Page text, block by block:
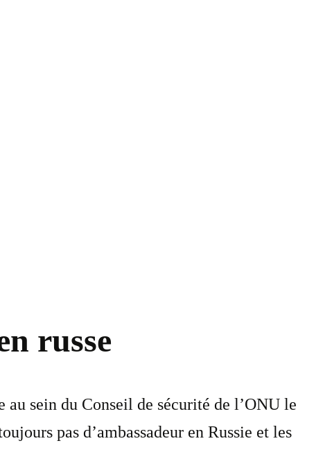
russe
sein du Conseil de sécurité de l’ONU le
pas d’ambassadeur en Russie et les